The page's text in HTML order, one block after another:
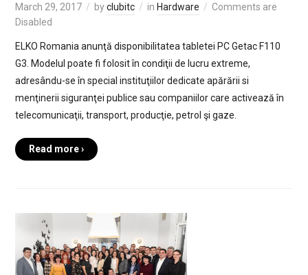
March 29, 2017 byclubitc in Hardware
Comments are
Disabled
ELKO Romania anunţă disponibilitatea tabletei PC Getac F110
G3. Modelul poate fi folosit în condiţii de lucru extreme,
adresându-se în special instituţiilor dedicate apărării si
menţinerii siguranţei publice sau companiilor care activează în
telecomunicaţii, transport, producţie, petrol şi gaze.
Read more ›